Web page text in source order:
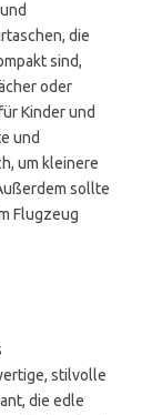
die
sind,
oder
Kinder und
und
um kleinere
sollte
Flugzeug
stilvolle
die edle